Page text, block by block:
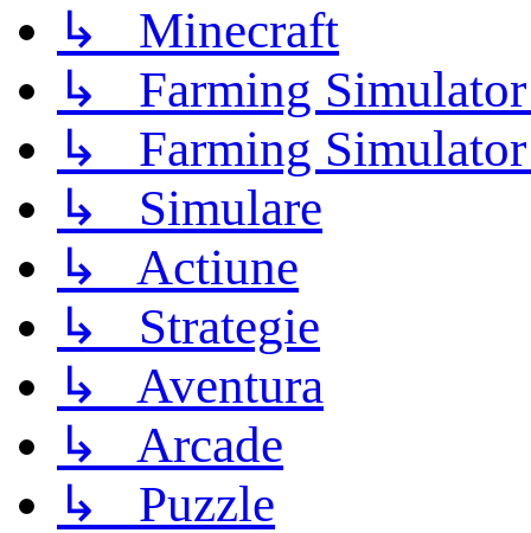
↳ Minecraft
↳ Farming
↳ Farming
↳ Simulare
↳ Actiune
↳ Strategie
↳ Aventura
↳ Arcade
↳ Puzzle